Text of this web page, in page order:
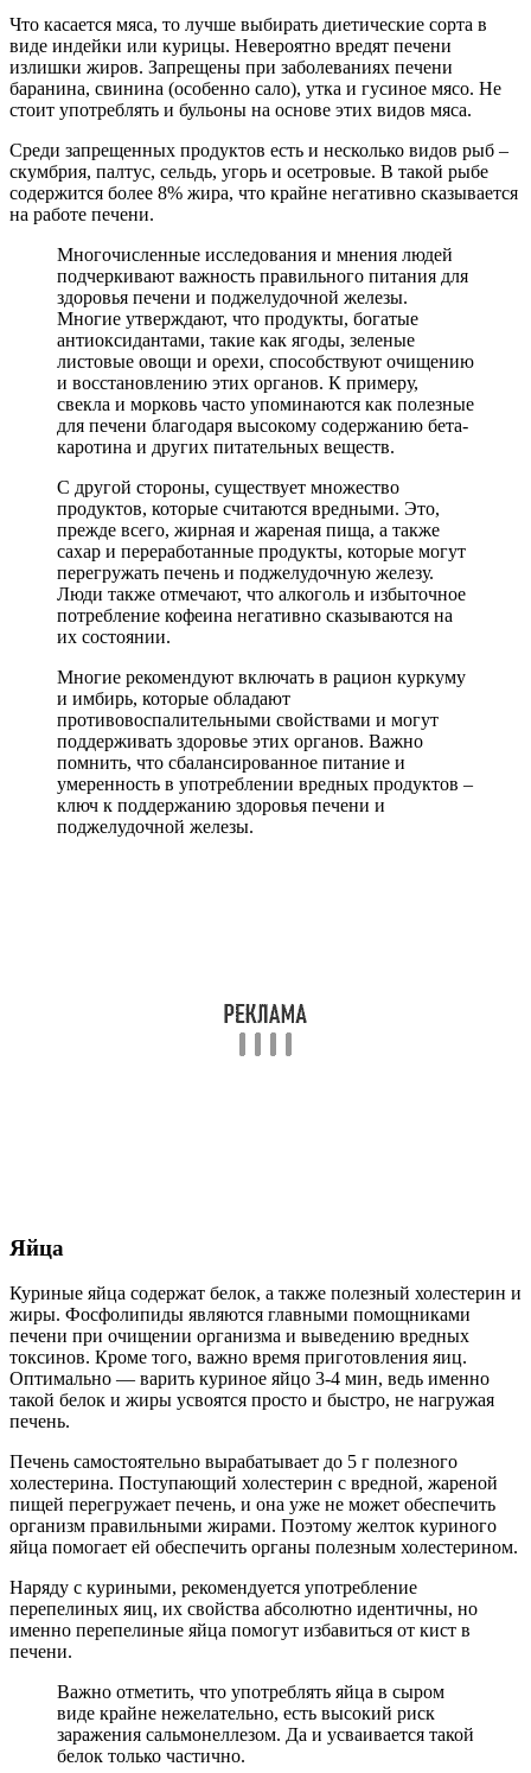
Что касается мяса, то лучше выбирать диетические сорта в
виде индейки или курицы. Невероятно вредят печени
излишки жиров. Запрещены при заболеваниях печени
баранина, свинина (особенно сало), утка и гусиное мясо. Не
стоит употреблять и бульоны на основе этих видов мяса.
Среди запрещенных продуктов есть и несколько видов рыб –
скумбрия, палтус, сельдь, угорь и осетровые. В такой рыбе
содержится более 8% жира, что крайне негативно сказывается
на работе печени.
Многочисленные исследования и мнения людей
подчеркивают важность правильного питания для
здоровья печени и поджелудочной железы.
Многие утверждают, что продукты, богатые
антиоксидантами, такие как ягоды, зеленые
листовые овощи и орехи, способствуют очищению
и восстановлению этих органов. К примеру,
свекла и морковь часто упоминаются как полезные
для печени благодаря высокому содержанию бета-
каротина и других питательных веществ.
С другой стороны, существует множество
продуктов, которые считаются вредными. Это,
прежде всего, жирная и жареная пища, а также
сахар и переработанные продукты, которые могут
перегружать печень и поджелудочную железу.
Люди также отмечают, что алкоголь и избыточное
потребление кофеина негативно сказываются на
их состоянии.
Многие рекомендуют включать в рацион куркуму
и имбирь, которые обладают
противовоспалительными свойствами и могут
поддерживать здоровье этих органов. Важно
помнить, что сбалансированное питание и
умеренность в употреблении вредных продуктов –
ключ к поддержанию здоровья печени и
поджелудочной железы.
Яйца
Куриные яйца содержат белок, а также полезный холестерин и
жиры. Фосфолипиды являются главными помощниками
печени при очищении организма и выведению вредных
токсинов. Кроме того, важно время приготовления яиц.
Оптимально — варить куриное яйцо 3-4 мин, ведь именно
такой белок и жиры усвоятся просто и быстро, не нагружая
печень.
Печень самостоятельно вырабатывает до 5 г полезного
холестерина. Поступающий холестерин с вредной, жареной
пищей перегружает печень, и она уже не может обеспечить
организм правильными жирами. Поэтому желток куриного
яйца помогает ей обеспечить органы полезным холестерином.
Наряду с куриными, рекомендуется употребление
перепелиных яиц, их свойства абсолютно идентичны, но
именно перепелиные яйца помогут избавиться от кист в
печени.
Важно отметить, что употреблять яйца в сыром
виде крайне нежелательно, есть высокий риск
заражения сальмонеллезом. Да и усваивается такой
белок только частично.